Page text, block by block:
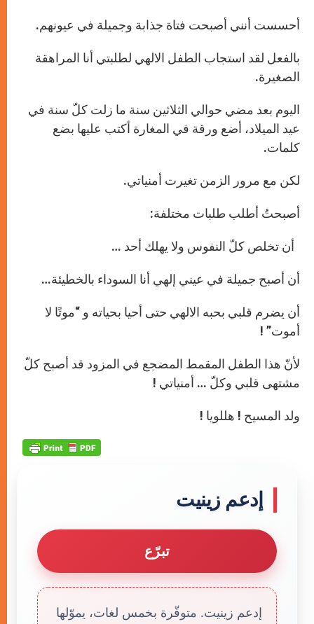
أحسست أنني أصبحت فتاة جذابة وجميلة في عيونهم.
بالفعل لقد استجاب الطفل الالهي لطلبتي أنا المراهقة
الصغيرة.
اليوم بعد مضي حوالي الثلاثين سنة ما زلت كلّ سنة في
عيد الميلاد، أضع ورقة في المغارة أكتب عليها بضع
كلمات.
لكن مع مرور الزمن تغيرت أمنياتي.
أصبحتُ أطلب طلبات مختلفة:
أن تخلص كلّ النفوس ولا يهلك أحد …
أن أصبح جميلة في عيني إلهي أنا السوداء بالخطيئة…
أن يضرم قلبي بحبه الالهي حتى أحيا بحياته و “موتًا لا
أموت” !
لأنّ هذا الطفل المقمط المضجع في المزود قد أصبح كلّ
مشتهى قلبي وكلّ … أمنياتي !
ولد المسيح ! هللويا !
إدعم زينيت
تبرّع
إدعم زينيت. متوفّرة بخمس لغات، يموّلها